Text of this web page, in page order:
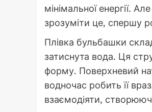
мінімальної енергії.
зрозуміти це, спершу
Плівка бульбашки
затиснута вода. Ця
форму. Поверхневий
водночас робить її
взаємодіяти,